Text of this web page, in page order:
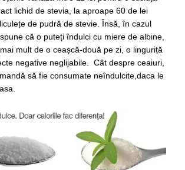
lichid de stevia, la aproape 60 de lei
de pudră de stevie. Însă, în cazul
că o puteți îndulci cu miere de albine,
mult de o ceașcă-două pe zi, o linguriță
negative neglijabile. Cât despre ceaiuri,
să fie consumate neîndulcite,daca le